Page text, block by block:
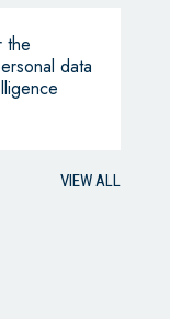
the
data
VIEW ALL